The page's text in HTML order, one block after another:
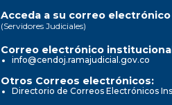
Acceda a su correo
(Servidores Judiciales)
Correo electrónico
info@cendoj.ramajudicial.gov.co
Otros Correos electrónicos:
Directorio de Correos Electrónicos